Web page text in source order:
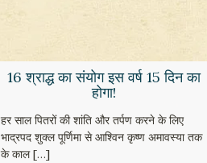
16 श्राद्ध का संयोग इस वर्ष 15 दिन का
होगा!
हर साल पितरों की शांति और तर्पण करने के लिए
भाद्रपद शुक्ल पूर्णिमा से आश्विन कृष्ण अमावस्या तक
के काल[…]